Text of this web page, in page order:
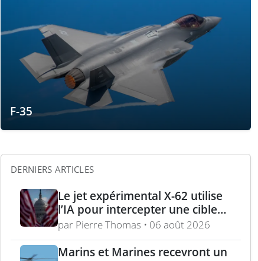
F-35
DERNIERS ARTICLES
Le jet expérimental X-62 utilise
l’IA pour intercepter une cible
aérienne en conditions réelles
par Pierre Thomas • 06 août 2026
Marins et Marines recevront un